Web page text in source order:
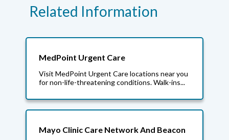
Related Information
MedPoint Urgent Care
Visit MedPoint Urgent Care locations near you
for non-life-threatening conditions. Walk-ins...
Mayo Clinic Care Network And Beacon